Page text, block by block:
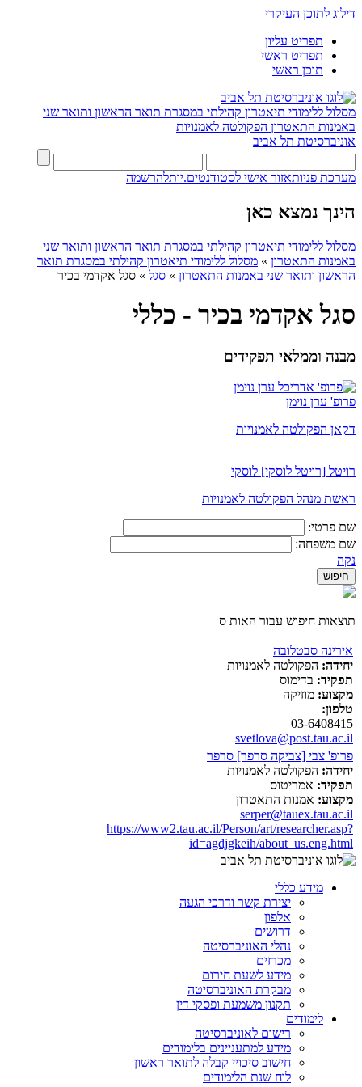
דילוג לתוכן העיקרי
תפריט עליון
תפריט ראשי
תוכן ראשי
מסלול ללימודי תיאטרון קהילתי במסגרת תואר הראשון ותואר שני
באמנות התאטרון הפקולטה לאמנויות
אוניברסיטת תל אביב
מערכת פניותאזור אישי לסטודנטים.יותלהרשמה
הינך נמצא כאן
מסלול ללימודי תיאטרון קהילתי במסגרת תואר הראשון ותואר שני
באמנות התאטרון » מסלול ללימודי תיאטרון קהילתי במסגרת תואר
הראשון ותואר שני באמנות התאטרון » סגל » סגל אקדמי בכיר
סגל אקדמי בכיר - כללי
מבנה וממלאי תפקידים
פרופ' ערן נוימן
דקאן הפקולטה לאמנויות
רויטל [רויטל לוסקי] לוסקי
ראשת מנהל הפקולטה לאמנויות
שם פרטי:
שם משפחה:
נקה
תוצאות חיפוש עבור האות ס
אירינה סבטלובה
יחידה: הפקולטה לאמנויות
תפקיד: בדימוס
מקצוע: מוזיקה
טלפון:
03-6408415
svetlova@post.tau.ac.il
פרופ' צבי [צביקה סרפר] סרפר
יחידה: הפקולטה לאמנויות
תפקיד: אמריטוס
מקצוע: אמנות התאטרון
serper@tauex.tau.ac.il
https://www2.tau.ac.il/Person/art/researcher.asp?
id=agdjgkeih/about_us.eng.html
מידע כללי
יצירת קשר ודרכי הגעה
אלפון
דרושים
נהלי האוניברסיטה
מכרזים
מידע לשעת חירום
מבקרת האוניברסיטה
תקנון משמעת ופסקי דין
לימודים
רישום לאוניברסיטה
מידע למתעניינים בלימודים
חישוב סיכויי קבלה לתואר ראשון
לוח שנת הלימודים